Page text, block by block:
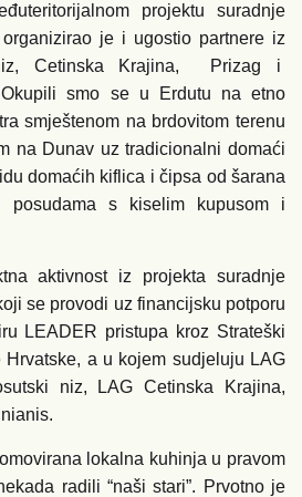
projektu suradnje
organizirao je i ugostio partnere iz
Cetinska Krajina, Prizag i
smo se u Erdutu na etno
smještenom na brdovitom terenu
na Dunav uz tradicionalni domaći
domaćih kiflica i čipsa od šarana
s kiselim kupusom i
aktivnost iz projekta suradnje
se provodi uz financijsku potporu
LEADER pristupa kroz Strateški
a u kojem sudjeluju LAG
niz, LAG Cetinska Krajina,
lokalna kuhinja u pravom
radili “naši stari”. Prvotno je